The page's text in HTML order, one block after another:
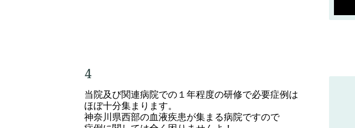
4
当院及び関連病院での１年程度の研修で必要症例は
ほぼ十分集まります。
神奈川県西部の血液疾患が集まる病院ですので